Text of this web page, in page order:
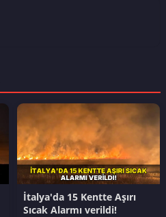
İtalya'da 15 Kentte Aşırı
Sıcak Alarmı verildi!